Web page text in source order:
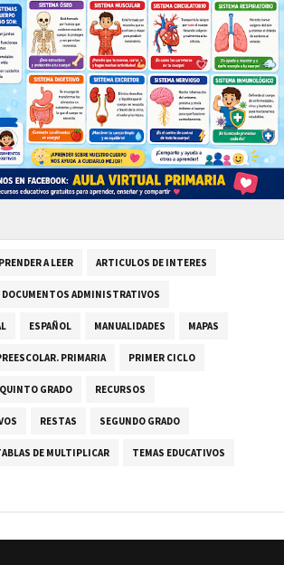
A LEER ARTICULOS DE INTERES
DOCUMENTOS ADMINISTRATIVOS
ESPAÑOL MANUALIDADES MAPAS
PRIMARIA PRIMER CICLO
QUINTO GRADO RECURSOS
RESTAS SEGUNDO GRADO
DE MULTIPLICAR TEMAS EDUCATIVOS